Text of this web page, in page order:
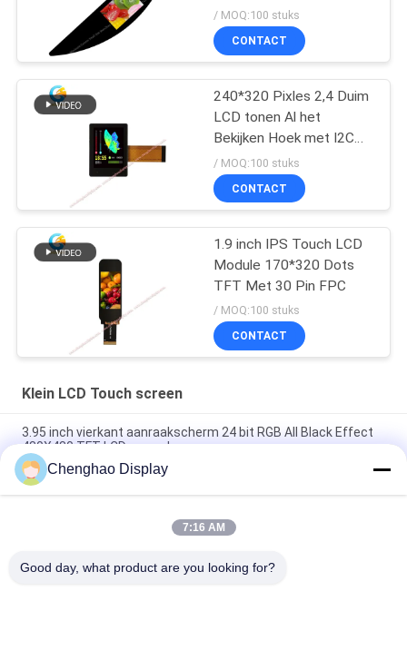
stippen FPC SPI
/ MOQ:100 stuks
CONTACT
240*320 Pixles 2,4 Duim
LCD tonen Al het
Bekijken Hoek met I2C
TP
/ MOQ:100 stuks
CONTACT
1.9 inch IPS Touch LCD
Module 170*320 Dots
TFT Met 30 Pin FPC
/ MOQ:100 stuks
CONTACT
Klein LCD Touch screen
3.95 inch vierkant aanraakscherm 24 bit RGB All Black Effect
480X480 TFT LCD-paneel
3 inch kleuren touchscreen display paneel 800x268 pixels 25
pins IPS Tft lcd module
5.5 inch Kleine LCD touchscreen 1080*1920 pixels 31 pins
Chenghao Display
7:16 AM
Good day, what product are you looking for?